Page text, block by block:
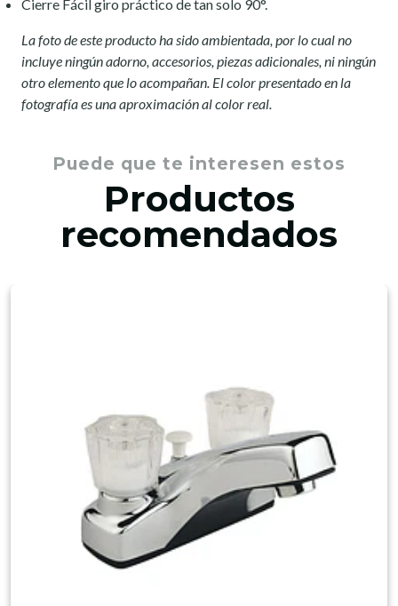
Cierre Fácil giro práctico de tan solo 90°.
La foto de este producto ha sido ambientada, por lo cual no
incluye ningún adorno, accesorios, piezas adicionales, ni ningún
otro elemento que lo acompañan. El color presentado en la
fotografía es una aproximación al color real.
Puede que te interesen estos
Productos
recomendados